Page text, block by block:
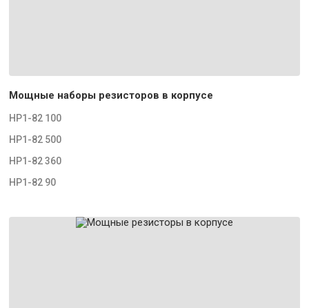
Мощные наборы резисторов в корпусе
НР1-82 100
НР1-82 500
НР1-82 360
НР1-82 90